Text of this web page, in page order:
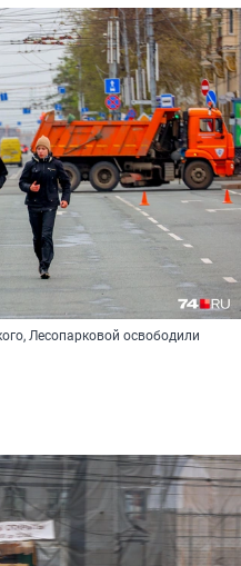
Лесопарковой освободили